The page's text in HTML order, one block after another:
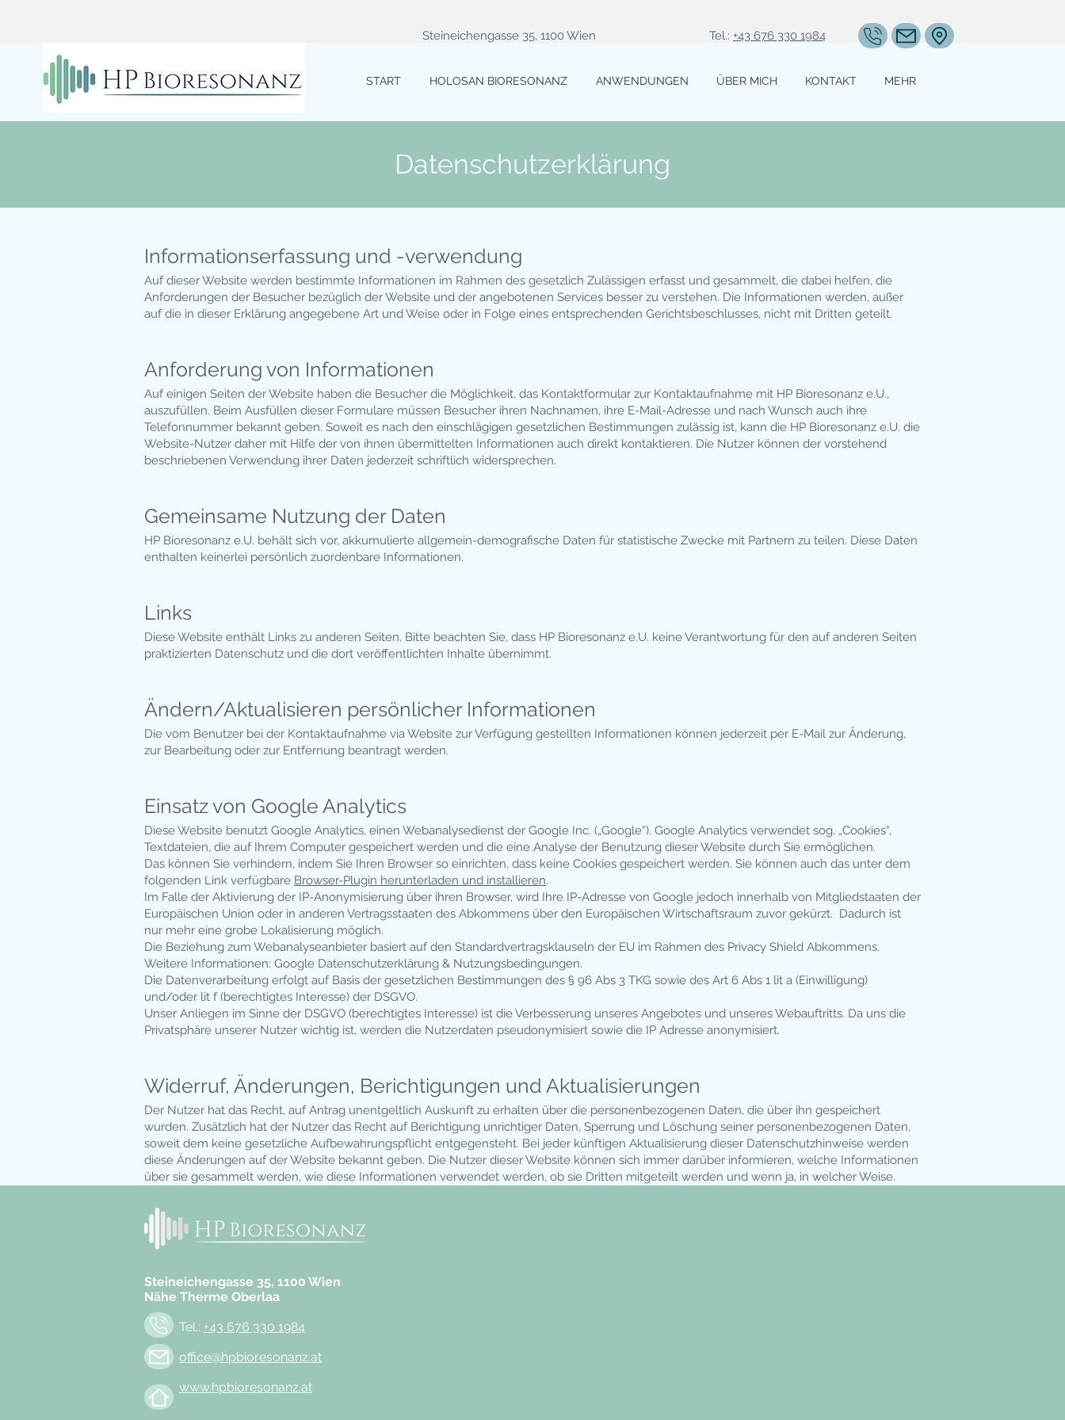
Steineichengasse 35, 1100 Wien Tel.: +43 676 330 1984
START HOLOSAN BIORESONANZ ANWENDUNGEN ÜBER MICH KONTAKT MEHR
Datenschutzerklärung
Informations­erfassung und -verwendung
Auf dieser Website werden bestimmte Informationen im Rahmen des gesetzlich Zulässigen erfasst und gesammelt, die dabei helfen, die
Anforderungen der Besucher bezüglich der Website und der angebotenen Services besser zu verstehen. Die Informationen werden, außer
auf die in dieser Erklärung angegebene Art und Weise oder in Folge eines entsprechenden Gerichtsbeschlusses, nicht mit Dritten geteilt.
Anforderung von Informationen
Auf einigen Seiten der Website haben die Besucher die Möglichkeit, das Kontaktformular zur Kontaktaufnahme mit HP Bioresonanz e.U.,
auszufüllen. Beim Ausfüllen dieser Formulare müssen Besucher ihren Nachnamen, ihre E-Mail-Adresse und nach Wunsch auch ihre
Telefonnummer bekannt geben. Soweit es nach den einschlägigen gesetzlichen Bestimmungen zulässig ist, kann die HP Bioresonanz e.U. die
Website-Nutzer daher mit Hilfe der von ihnen übermittelten Informationen auch direkt kontaktieren. Die Nutzer können der vorstehend
beschriebenen Verwendung ihrer Daten jederzeit schriftlich widersprechen.
Gemeinsame Nutzung der Daten
HP Bioresonanz e.U. behält sich vor, akkumulierte allgemein-demografische Daten für statistische Zwecke mit Partnern zu teilen. Diese Daten
enthalten keinerlei persönlich zuordenbare Informationen.
Links
Diese Website enthält Links zu anderen Seiten. Bitte beachten Sie, dass HP Bioresonanz e.U. keine Verantwortung für den auf anderen Seiten
praktizierten Datenschutz und die dort veröffentlichten Inhalte übernimmt.
Ändern­/Aktualisieren persönlicher Informationen
Die vom Benutzer bei der Kontaktaufnahme via Website zur Verfügung gestellten Informationen können jederzeit per E-Mail zur Änderung,
zur Bearbeitung oder zur Entfernung beantragt werden.
Einsatz von Google Analytics
Diese Website benutzt Google Analytics, einen Webanalyse­dienst der Google Inc. („Google“). Google Analytics verwendet sog. „Cookies“,
Textdateien, die auf Ihrem Computer gespeichert werden und die eine Analyse der Benutzung dieser Website durch Sie ermöglichen.
Das können Sie verhindern, indem Sie Ihren Browser so einrichten, dass keine Cookies gespeichert werden. Sie können auch das unter dem
folgenden Link verfügbare Browser-Plugin herunterladen und installieren.
Im Falle der Aktivierung der IP-Anonymisierung über ihren Browser, wird Ihre IP-Adresse von Google jedoch innerhalb von Mitgliedstaaten der
Europäischen Union oder in anderen Vertragsstaaten des Abkommens über den Europäischen Wirtschaftsraum zuvor gekürzt. Dadurch ist
nur mehr eine grobe Lokalisierung möglich.
Die Beziehung zum Webanalyse­anbieter basiert auf den Standard­vertragsklauseln der EU im Rahmen des Privacy Shield Abkommens.
Weitere Informationen: Google Datenschutzerklärung & Nutzungs­bedingungen.
Die Datenverarbeitung erfolgt auf Basis der gesetzlichen Bestimmungen des § 96 Abs 3 TKG sowie des Art 6 Abs 1 lit a (Einwilligung)
und/oder lit f (berechtigtes Interesse) der DSGVO.
Unser Anliegen im Sinne der DSGVO (berechtigtes Interesse) ist die Verbesserung unseres Angebotes und unseres Webauftritts. Da uns die
Privatsphäre unserer Nutzer wichtig ist, werden die Nutzerdaten pseudonymisiert sowie die IP Adresse anonymisiert.
Widerruf, Änderungen, Berichtigungen und Aktuali­sierungen
Der Nutzer hat das Recht, auf Antrag unentgeltlich Auskunft zu erhalten über die personen­bezogenen Daten, die über ihn gespeichert
wurden. Zusätzlich hat der Nutzer das Recht auf Berichtigung unrichtiger Daten, Sperrung und Löschung seiner personen­bezogenen Daten,
soweit dem keine gesetzliche Aufbewahrungs­pflicht entgegensteht. Bei jeder künftigen Aktualisierung dieser Datenschutz­hinweise werden
diese Änderungen auf der Website bekannt geben. Die Nutzer dieser Website können sich immer darüber informieren, welche Informationen
über sie gesammelt werden, wie diese Informationen verwendet werden, ob sie Dritten mitgeteilt werden und wenn ja, in welcher Weise.
Steineichengasse 35, 1100 Wien
Nähe Therme Oberlaa
Tel.: +43 676 330 1984
office@hpbioresonanz.at
www.hpbioresonanz.at